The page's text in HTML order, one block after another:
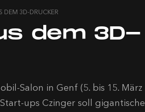
DEM 3D-DRUCKER
dem 3D-
Salon in Genf (5. bis 15. März
ups Czinger soll gigantische